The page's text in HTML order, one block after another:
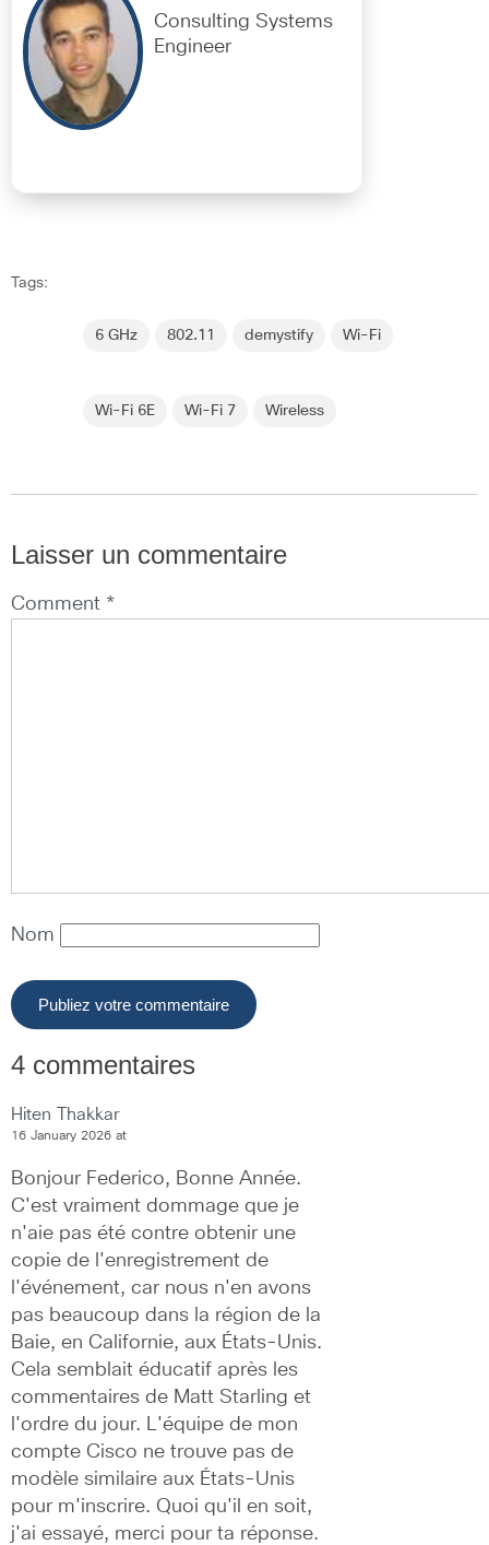
Consulting Systems
Engineer
Tags:
6 GHz 802.11 demystify Wi-Fi
Wi-Fi 6E Wi-Fi 7 Wireless
Laisser un commentaire
Comment *
Nom
4 commentaires
Hiten Thakkar
16 January 2026 at
Bonjour Federico, Bonne Année.
C'est vraiment dommage que je
n'aie pas été contre obtenir une
copie de l'enregistrement de
l'événement, car nous n'en avons
pas beaucoup dans la région de la
Baie, en Californie, aux États-Unis.
Cela semblait éducatif après les
commentaires de Matt Starling et
l'ordre du jour. L'équipe de mon
compte Cisco ne trouve pas de
modèle similaire aux États-Unis
pour m'inscrire. Quoi qu'il en soit,
j'ai essayé, merci pour ta réponse.